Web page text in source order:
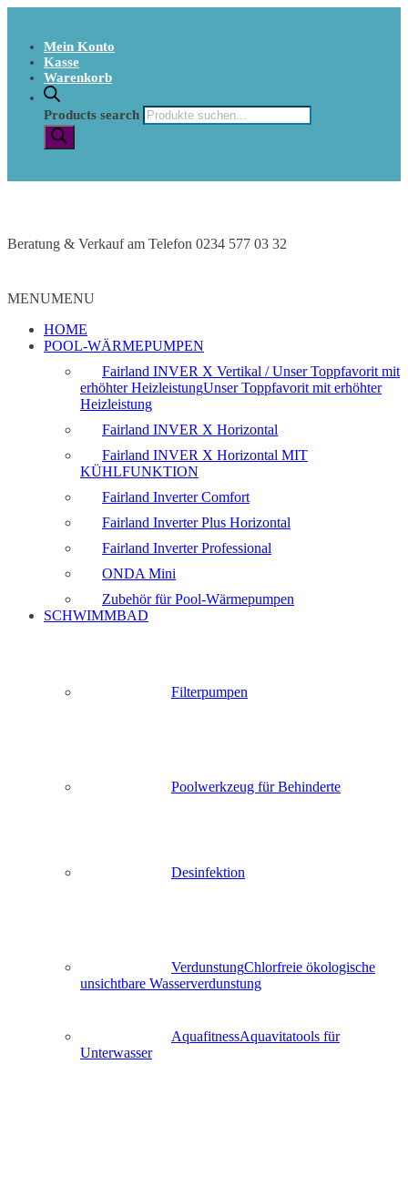
Mein Konto
Kasse
Warenkorb
Products search
Beratung & Verkauf am Telefon 0234 577 03 32
MENUMENU
HOME
POOL-WÄRMEPUMPEN
Fairland INVER X Vertikal / Unser Toppfavorit mit
erhöhter HeizleistungUnser Toppfavorit mit erhöhter
Heizleistung
Fairland INVER X Horizontal
Fairland INVER X Horizontal MIT
KÜHLFUNKTION
Fairland Inverter Comfort
Fairland Inverter Plus Horizontal
Fairland Inverter Professional
ONDA Mini
Zubehör für Pool-Wärmepumpen
SCHWIMMBAD
Filterpumpen
Poolwerkzeug für Behinderte
Desinfektion
VerdunstungChlorfreie ökologische
unsichtbare Wasserverdunstung
AquafitnessAquavitatools für
Unterwasser